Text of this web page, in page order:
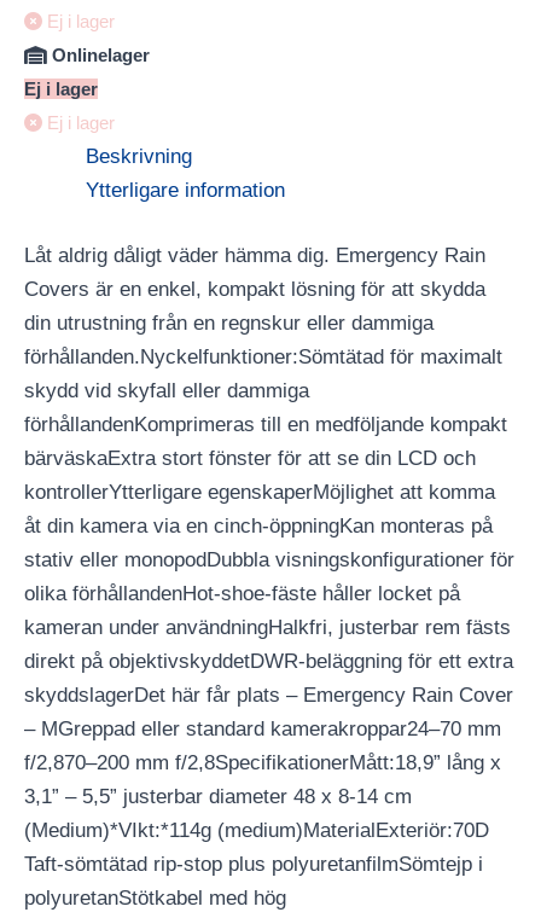
Ej i lager
Onlinelager
Ej i lager
Ej i lager
Beskrivning
Ytterligare information
Låt aldrig dåligt väder hämma dig. Emergency Rain
Covers är en enkel, kompakt lösning för att skydda
din utrustning från en regnskur eller dammiga
förhållanden.Nyckelfunktioner:Sömtätad för maximalt
skydd vid skyfall eller dammiga
förhållandenKomprimeras till en medföljande kompakt
bärväskaExtra stort fönster för att se din LCD och
kontrollerYtterligare egenskaperMöjlighet att komma
åt din kamera via en cinch-öppningKan monteras på
stativ eller monopodDubbla visningskonfigurationer för
olika förhållandenHot-shoe-fäste håller locket på
kameran under användningHalkfri, justerbar rem fästs
direkt på objektivskyddetDWR-beläggning för ett extra
skyddslagerDet här får plats – Emergency Rain Cover
– MGreppad eller standard kamerakroppar24–70 mm
f/2,870–200 mm f/2,8SpecifikationerMått:18,9” lång x
3,1” – 5,5” justerbar diameter 48 x 8-14 cm
(Medium)*VIkt:*114g (medium)MaterialExteriör:70D
Taft-sömtätad rip-stop plus polyuretanfilmSömtejp i
polyuretanStötkabel med hög